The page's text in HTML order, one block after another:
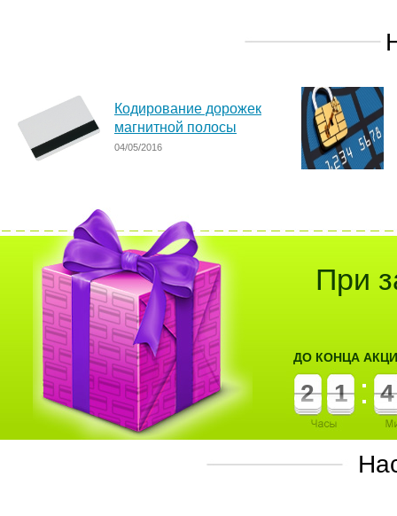
Кодирование дорожек
магнитной полосы
04/05/2016
При
ДО КОНЦА
2 1